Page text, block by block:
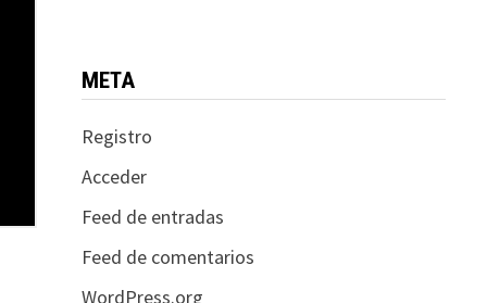
META
Registro
Acceder
Feed de entradas
Feed de comentarios
WordPress.org